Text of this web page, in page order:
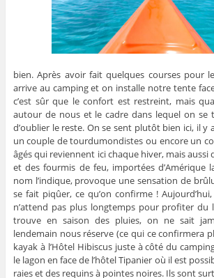
bien. Après avoir fait quelques courses pour
arrive au camping et on installe notre tente
c’est sûr que le confort est restreint, mais
autour de nous et le cadre dans lequel on se
d’oublier le reste. On se sent plutôt bien ici, il y
un couple de tourdumondistes ou encore un
âgés qui reviennent ici chaque hiver, mais aussi
et des fourmis de feu, importées d’Amérique
nom l’indique, provoque une sensation de
se fait piqûer, ce qu’on confirme !
n’attend pas plus longtemps pour profiter du
trouve en saison des pluies, on ne sait
lendemain nous réserve (ce qui ce confirmera
kayak à l’Hôtel Hibiscus juste à côté du
le lagon en face de l’hôtel Tipanier où il est
raies et des requins à pointes noires. Ils sont